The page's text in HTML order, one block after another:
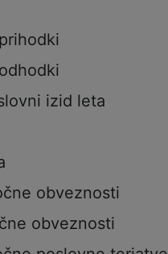
izid leta
obveznosti
obveznosti